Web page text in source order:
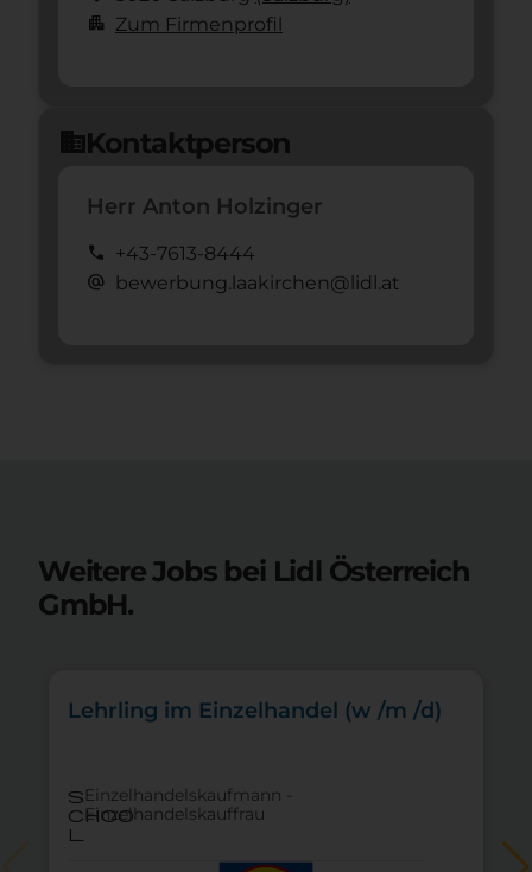
apartment Zum Firmenprofil
domainKontaktperson
Herr Anton Holzinger
call +43-7613-8444
alternate_email bewerbung.laakirchen@lidl.at
Weitere Jobs bei Lidl Österreich
GmbH.
Lehrling im Einzelhandel (w /m /d)
s
choo
l
Einzelhandelskaufmann -
Einzelhandelskauffrau